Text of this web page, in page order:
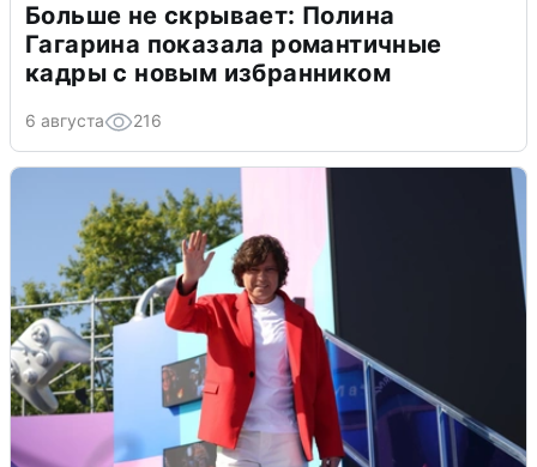
Больше не скрывает: Полина
Гагарина показала романтичные
кадры с новым избранником
6 августа 216